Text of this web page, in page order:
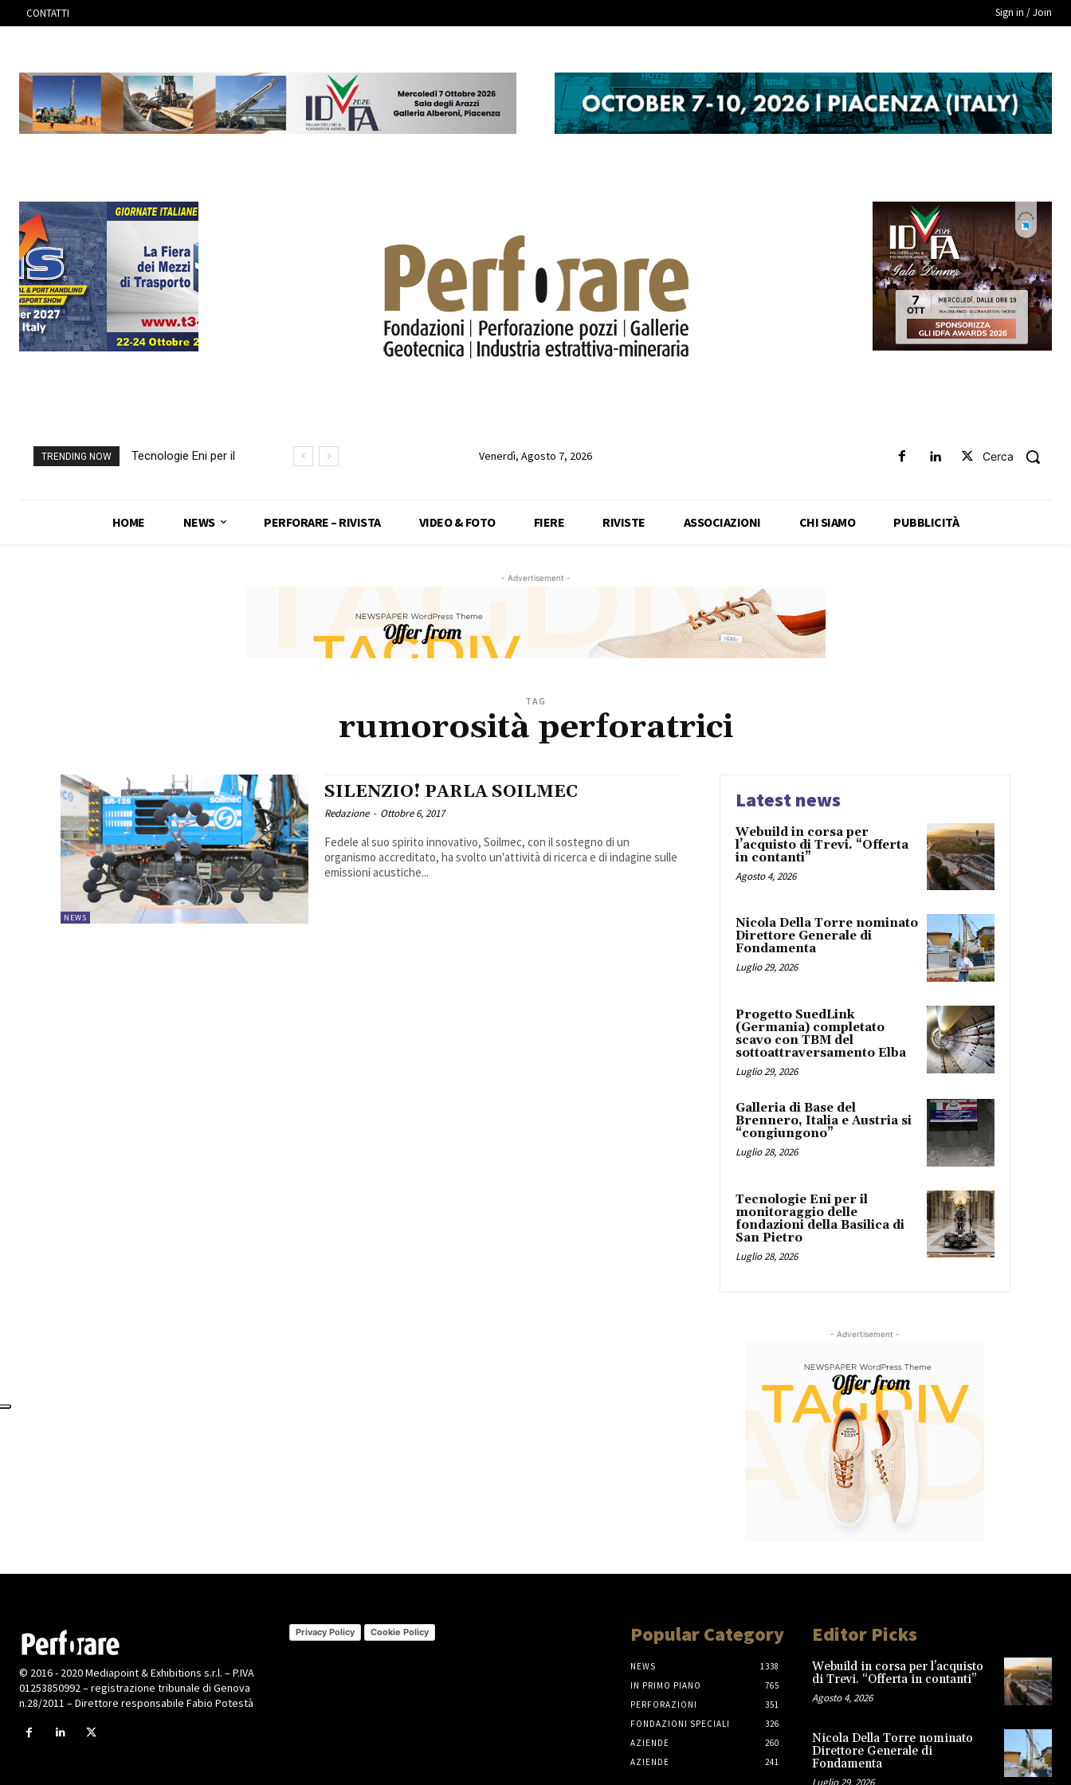
CONTATTI Sign in / Join
TRENDING NOW
Tecnologie Eni per il
Basilica di San Pietro
Venerdì, Agosto 7, 2026 Cerca
HOME NEWS PERFORARE – RIVISTA VIDEO & FOTO FIERE RIVISTE ASSOCIAZIONI CHI SIAMO PUBBLICITÀ
- Advertisement -
TAG
rumorosità perforatrici
NEWS
SILENZIO! PARLA SOILMEC
Redazione - Ottobre 6, 2017
Fedele al suo spirito innovativo, Soilmec, con il sostegno di un
organismo accreditato, ha svolto un'attività di ricerca e di indagine sulle
emissioni acustiche...
Latest news
Webuild in corsa per
l’acquisto di Trevi. “Offerta
in contanti”
Agosto 4, 2026
Nicola Della Torre nominato
Direttore Generale di
Fondamenta
Luglio 29, 2026
Progetto SuedLink
(Germania) completato
scavo con TBM del
sottoattraversamento Elba
Luglio 29, 2026
Galleria di Base del
Brennero, Italia e Austria si
“congiungono”
Luglio 28, 2026
Tecnologie Eni per il
monitoraggio delle
fondazioni della Basilica di
San Pietro
Luglio 28, 2026
- Advertisement -
© 2016 - 2020 Mediapoint & Exhibitions s.r.l. – P.IVA
01253850992 – registrazione tribunale di Genova
n.28/2011 – Direttore responsabile Fabio Potestà
Privacy Policy Cookie Policy Popular Category
NEWS
1338
IN PRIMO PIANO
765
PERFORAZIONI
351
FONDAZIONI SPECIALI
326
AZIENDE
260
AZIENDE
241
Editor Picks
Webuild in corsa per l’acquisto
di Trevi. “Offerta in contanti”
Agosto 4, 2026
Nicola Della Torre nominato
Direttore Generale di
Fondamenta
Luglio 29, 2026